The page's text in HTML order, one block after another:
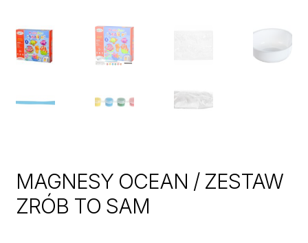
MAGNESY OCEAN / ZESTAW
ZRÓB TO SAM